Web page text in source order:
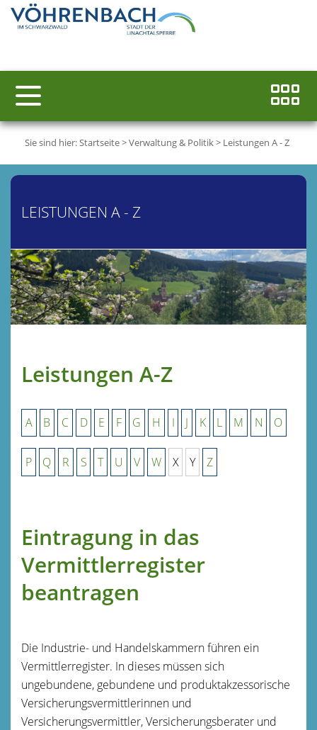
Sie sind hier:Startseite>Verwaltung & Politik> Leistungen A - Z
LEISTUNGEN A - Z
Leistungen A-Z
A B C D E F G H I J K L M N O
P Q R S T U V W X Y Z
Eintragung in das
Vermittlerregister
beantragen
Die Industrie- und Handelskammern führen ein
Vermittlerregister. In dieses müssen sich
ungebundene, gebundene und produktakzessorische
Versicherungsvermittlerinnen und
Versicherungsvermittler, Versicherungsberater und